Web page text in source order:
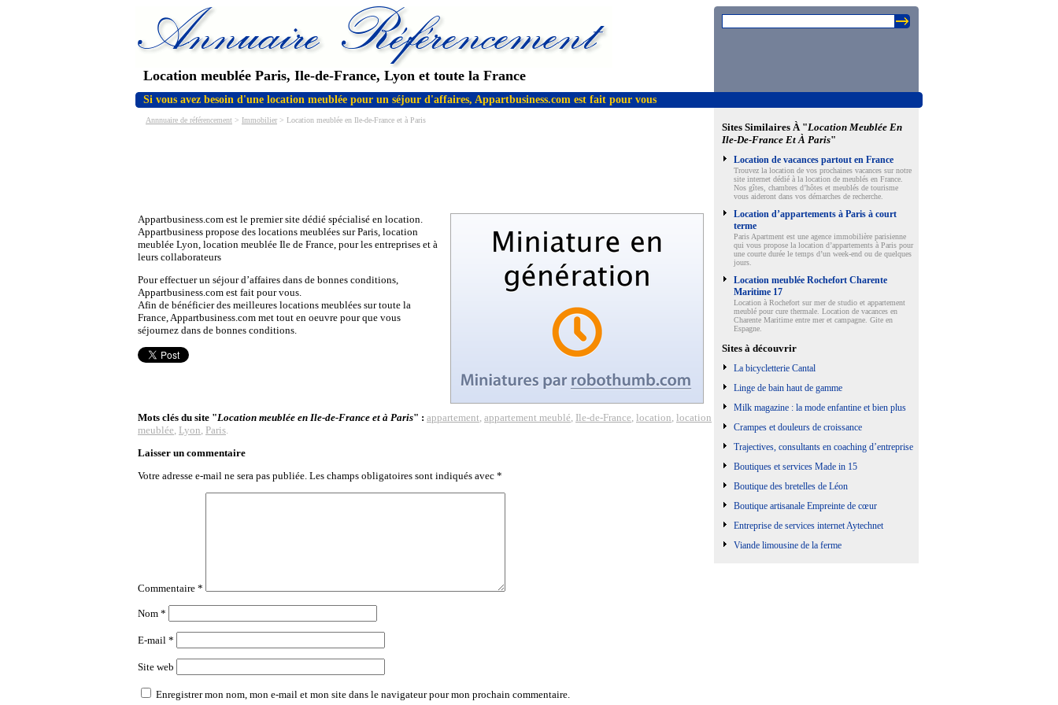
Location meublée Paris, Ile-de-France, Lyon et toute la France
Si vous avez besoin d'une location meublée pour un séjour d'affaires, Appartbusiness.com est fait pour vous
Annnuaire de référencement > Immobilier > Location meublée en Ile-de-France et à Paris
Appartbusiness.com est le premier site dédié spécialisé en location.
Appartbusiness propose des locations meublées sur Paris, location
meublée Lyon, location meublée Ile de France, pour les entreprises et à
leurs collaborateurs
Pour effectuer un séjour d’affaires dans de bonnes conditions,
Appartbusiness.com est fait pour vous.
Afin de bénéficier des meilleures locations meublées sur toute la
France, Appartbusiness.com met tout en oeuvre pour que vous
séjournez dans de bonnes conditions.
Mots clés du site "Location meublée en Ile-de-France et à Paris" : appartement, appartement meublé, Ile-de-France, location, location
meublée, Lyon, Paris.
Laisser un commentaire
Votre adresse e-mail ne sera pas publiée. Les champs obligatoires sont indiqués avec *
Commentaire *
Nom *
E-mail *
Site web
Enregistrer mon nom, mon e-mail et mon site dans le navigateur pour mon prochain commentaire.
Sites Similaires À "Location Meublée En
Ile-De-France Et À Paris"
Location de vacances partout en France
Trouvez la location de vos prochaines vacances sur notre
site internet dédié à la location de meublés en France.
Nos gîtes, chambres d’hôtes et meublés de tourisme
vous aideront dans vos démarches de recherche.
Location d’appartements à Paris à court
terme
Paris Apartment est une agence immobilière parisienne
qui vous propose la location d’appartements à Paris pour
une courte durée le temps d’un week-end ou de quelques
jours.
Location meublée Rochefort Charente
Maritime 17
Location à Rochefort sur mer de studio et appartement
meublé pour cure thermale. Location de vacances en
Charente Maritime entre mer et campagne. Gite en
Espagne.
Sites à découvrir
La bicycletterie Cantal
Linge de bain haut de gamme
Milk magazine : la mode enfantine et bien plus
Crampes et douleurs de croissance
Trajectives, consultants en coaching d’entreprise
Boutiques et services Made in 15
Boutique des bretelles de Léon
Boutique artisanale Empreinte de cœur
Entreprise de services internet Aytechnet
Viande limousine de la ferme